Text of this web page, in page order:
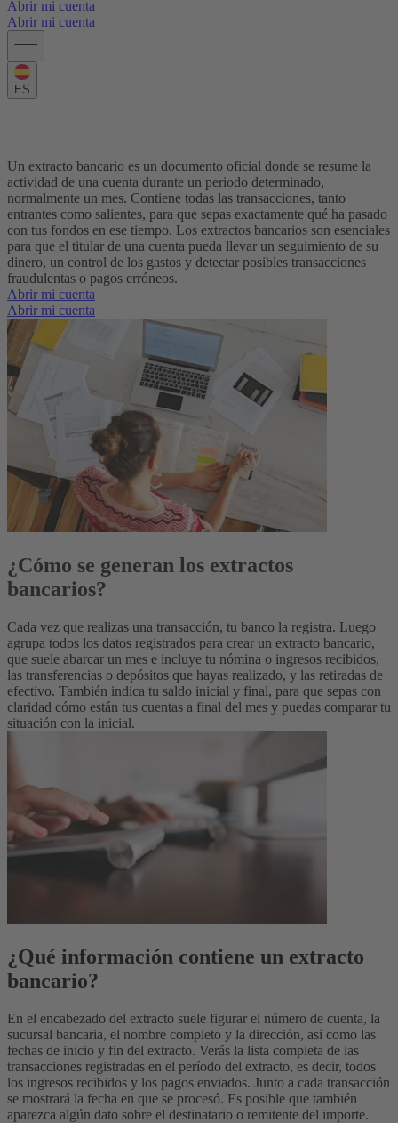
Abrir mi cuenta
Abrir mi cuenta
ES
Un extracto bancario es un documento oficial donde se resume la
actividad de una cuenta durante un periodo determinado,
normalmente un mes. Contiene todas las transacciones, tanto
entrantes como salientes, para que sepas exactamente qué ha pasado
con tus fondos en ese tiempo. Los extractos bancarios son esenciales
para que el titular de una cuenta pueda llevar un seguimiento de su
dinero, un control de los gastos y detectar posibles transacciones
fraudulentas o pagos erróneos.
Abrir mi cuenta
Abrir mi cuenta
¿Cómo se generan los extractos
bancarios?
Cada vez que realizas una transacción, tu banco la registra. Luego
agrupa todos los datos registrados para crear un extracto bancario,
que suele abarcar un mes e incluye tu nómina o ingresos recibidos,
las transferencias o depósitos que hayas realizado, y las retiradas de
efectivo. También indica tu saldo inicial y final, para que sepas con
claridad cómo están tus cuentas a final del mes y puedas comparar tu
situación con la inicial.
¿Qué información contiene un extracto
bancario?
En el encabezado del extracto suele figurar el número de cuenta, la
sucursal bancaria, el nombre completo y la dirección, así como las
fechas de inicio y fin del extracto. Verás la lista completa de las
transacciones registradas en el período del extracto, es decir, todos
los ingresos recibidos y los pagos enviados. Junto a cada transacción
se mostrará la fecha en que se procesó. Es posible que también
aparezca algún dato sobre el destinatario o remitente del importe.